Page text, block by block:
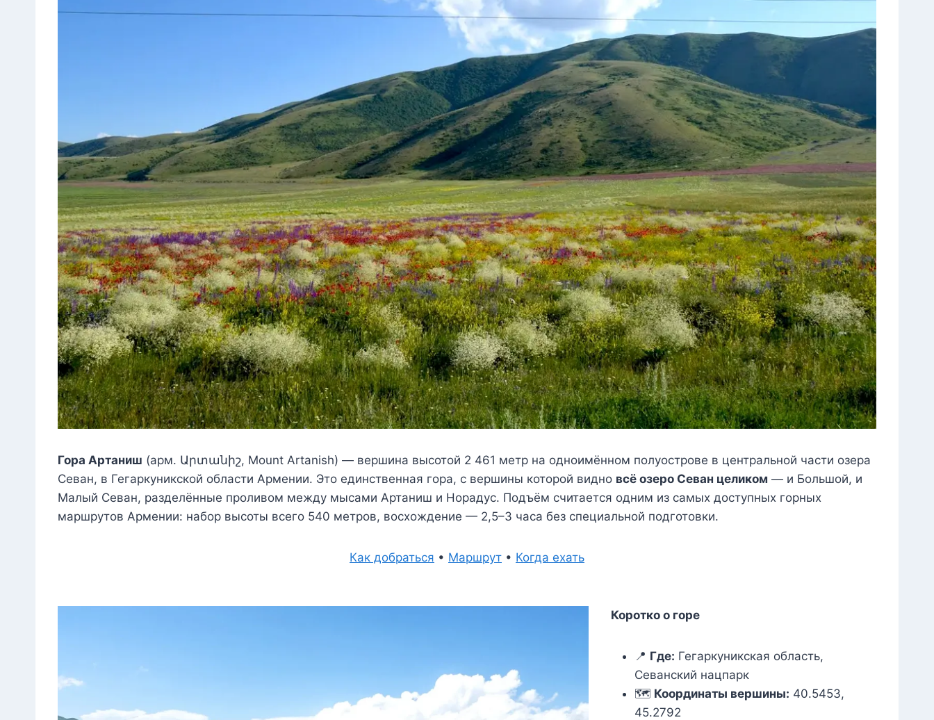
Гора Артаниш (арм. Արտանիշ, Mount Artanish) — вершина высотой 2 461 метр на одноимённом полуострове в центральной части озера
Севан, в Гегаркуникской области Армении. Это единственная гора, с вершины которой видно всё озеро Севан целиком — и Большой, и
Малый Севан, разделённые проливом между мысами Артаниш и Норадус. Подъём считается одним из самых доступных горных
маршрутов Армении: набор высоты всего 540 метров, восхождение — 2,5–3 часа без специальной подготовки.
Как добраться • Маршрут • Когда ехать
Коротко о горе
📍 Где: Гегаркуникская область,
Севанский нацпарк
🗺️ Координаты вершины: 40.5453,
45.2792